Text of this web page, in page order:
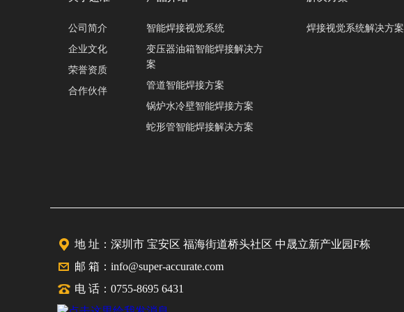
公司简介
企业文化
荣誉资质
合作伙伴
智能焊接视觉系统
变压器油箱智能焊接解决方
案
管道智能焊接方案
锅炉水冷壁智能焊接方案
蛇形管智能焊接解决方案
焊接视觉系统解决方案
地 址：深圳市 宝安区 福海街道桥头社区 中晟立新产业园F栋
邮 箱：info@super-accurate.com
电 话：0755-8695 6431